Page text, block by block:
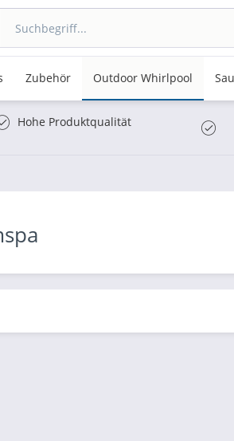
Zubehör Outdoor Whirlpool
Hohe Produktqualität